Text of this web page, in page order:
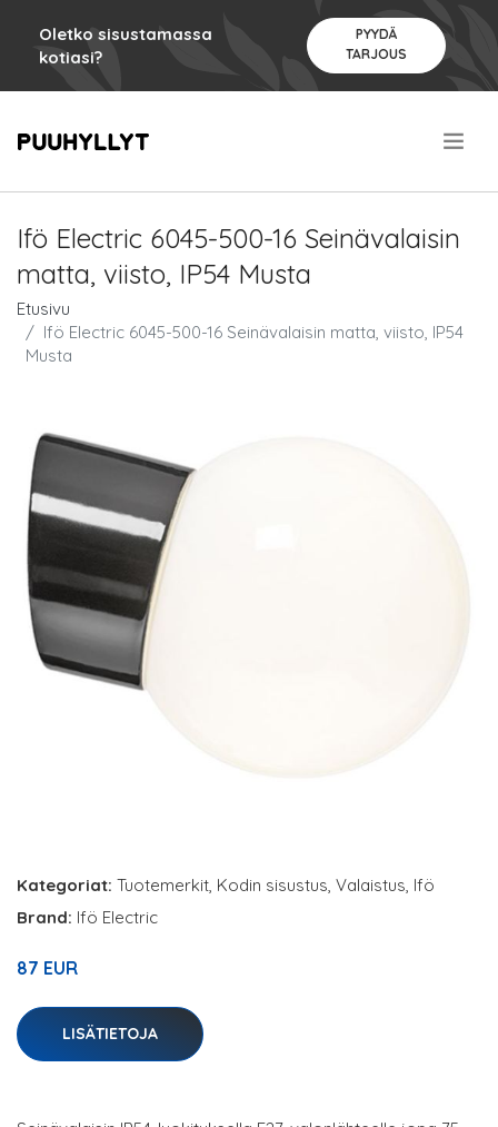
Oletko sisustamassa
kotiasi?
PYYDÄ
TARJOUS
Ifö Electric 6045-500-16 Seinävalaisin
matta, viisto, IP54 Musta
Etusivu
Ifö Electric 6045-500-16 Seinävalaisin matta, viisto, IP54
Musta
Kategoriat: Tuotemerkit, Kodin sisustus, Valaistus, Ifö
Brand: Ifö Electric
87 EUR
LISÄTIETOJA